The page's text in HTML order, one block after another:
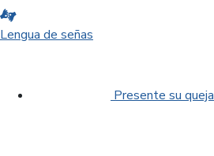
Lengua de señas
Presente su queja